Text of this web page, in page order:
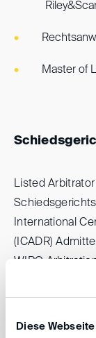
Diese
Master of
Listed
International
(ICADR)
WIPO